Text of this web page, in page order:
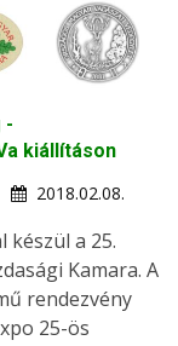
-
kiállításon
2018.02.08.
készül a 25.
Kamara. A
rendezvény
25-ös